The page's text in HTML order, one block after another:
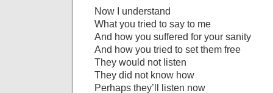
Now I understand
What you tried to say to me
And how you suffered for your sanity
And how you tried to set them free
They would not listen
They did not know how
Perhaps they’ll listen now